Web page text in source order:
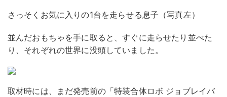
さっそくお気に入りの1台を走らせる息子（写真左）
並んだおもちゃを手に取ると、すぐに走らせたり並べた
り、それぞれの世界に没頭していました。
取材時には、まだ発売前の「特装合体ロボ ジョブレイバ